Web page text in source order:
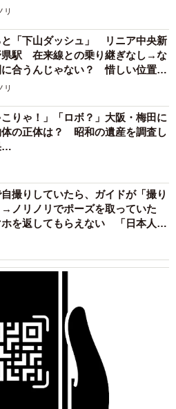
リ
と「下山ダッシュ」 リニア中央新
県駅 在来線との乗り継ぎなし→な
に合うんじゃない？ 惜しい位置関
リ
こりゃ！」「ロボ？」大阪・梅田に
体の正体は？ 昭和の遺産を調査し
…
撮りしていたら、ガイドが「撮り
→ノリノリでポーズを取っていた
を返してもらえない 「日本人は
」「私は6時間で3万円払った」